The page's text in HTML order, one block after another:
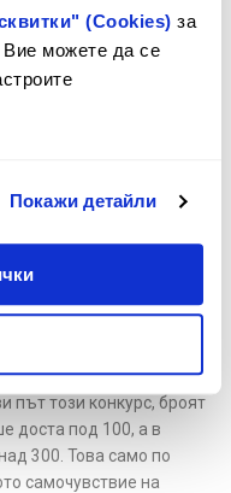
(Cookies) за
Вие можете да се
Покажи детайли
и лоялна
еволюира значително,
разбирането ни за
отворен чадъра и
от Първа
през тия 8 години
компаниите?
път този конкурс, броят
доста под 100, а в
300. Това само по
самочувствие на